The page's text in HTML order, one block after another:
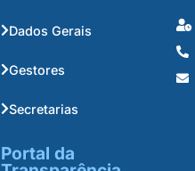
Dados Gerais
Gestores
Secretarias
Portal da